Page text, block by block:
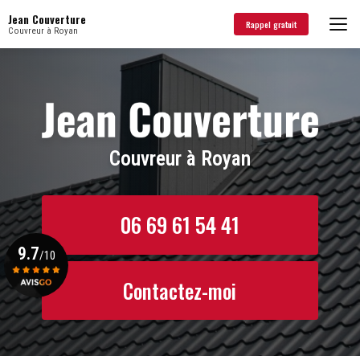
au
contenu
Jean Couverture
Couvreur à Royan Rappel gratuit
Couvreur à Royan
06 69 61 54 41
Contactez-moi
9.7/10
Voir le certificat